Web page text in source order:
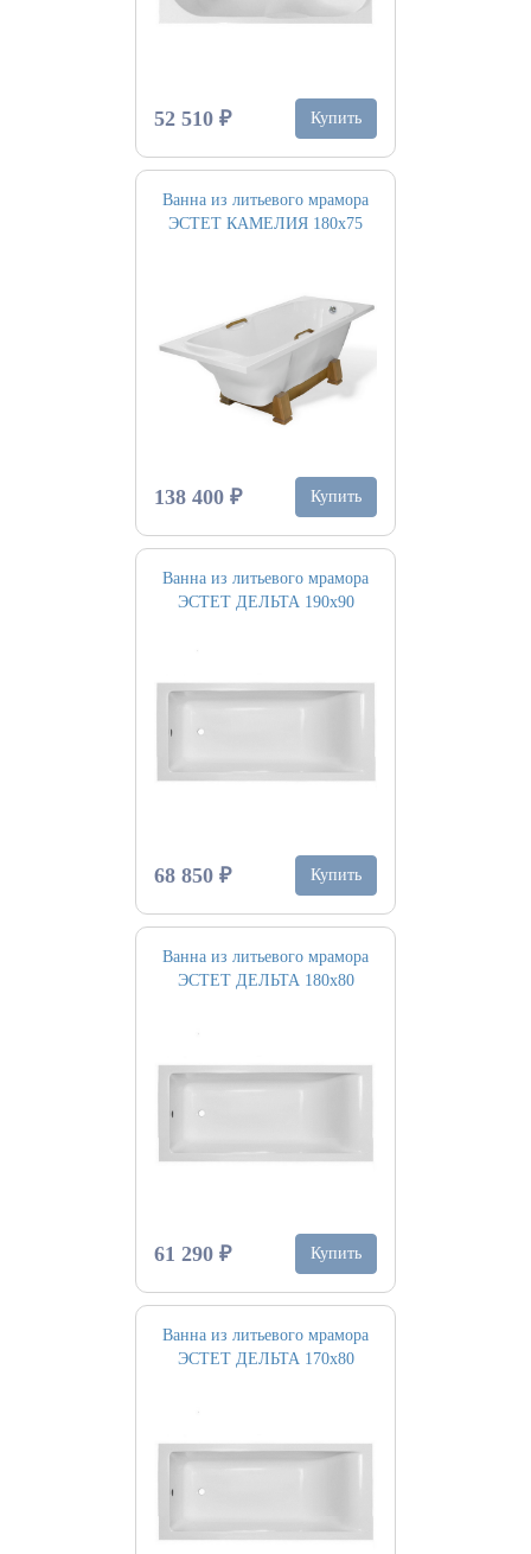
52 510 ₽ Купить
Ванна из литьевого мрамора
ЭСТЕТ КАМЕЛИЯ 180х75
138 400 ₽ Купить
Ванна из литьевого мрамора
ЭСТЕТ ДЕЛЬТА 190х90
68 850 ₽ Купить
Ванна из литьевого мрамора
ЭСТЕТ ДЕЛЬТА 180х80
61 290 ₽ Купить
Ванна из литьевого мрамора
ЭСТЕТ ДЕЛЬТА 170х80